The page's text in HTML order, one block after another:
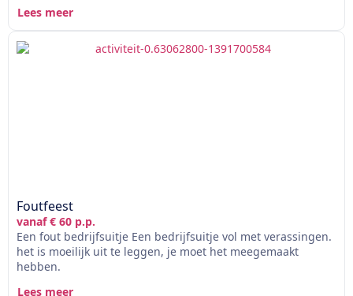
Lees meer
Foutfeest
vanaf € 60 p.p.
Een fout bedrijfsuitje Een bedrijfsuitje vol met verassingen.
het is moeilijk uit te leggen, je moet het meegemaakt
hebben.
Lees meer